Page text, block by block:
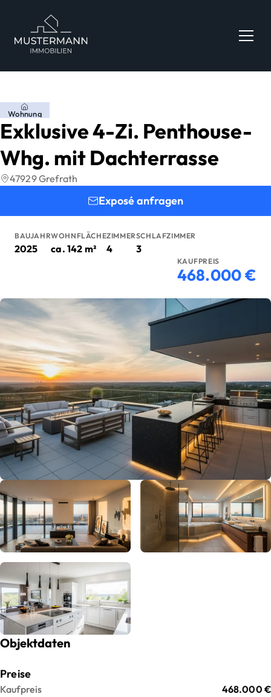
Zum Fuß springen
Wohnung
Exklusive 4-Zi. Penthouse-
Whg. mit Dachterrasse
47929 Grefrath
Exposé anfragen
BAUJAHR
2025
WOHNFLÄCHE
ca. 142 m²
ZIMMER
4
SCHLAFZIMMER
3
KAUFPREIS
468.000 €
Objektdaten
Preise
Kaufpreis
468.000 €